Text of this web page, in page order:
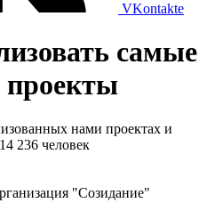
VKontakte
самые
проекты
нами проектах и
236 человек
"Созидание"